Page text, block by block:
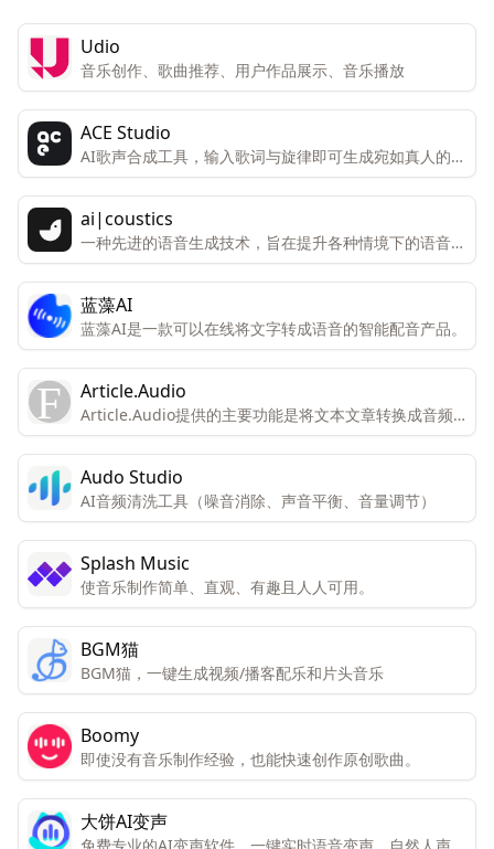
Udio
音乐创作、歌曲推荐、用户作品展示、音乐播放
ACE Studio
AI歌声合成工具，输入歌词与旋律即可生成宛如真人的歌
声
ai|coustics
一种先进的语音生成技术，旨在提升各种情境下的语音表
现。
蓝藻AI
蓝藻AI是一款可以在线将文字转成语音的智能配音产品。
Article.Audio
Article.Audio提供的主要功能是将文本文章转换成音频
格式，让用户能够在不方便阅读时通过听的方式来获取信
息。
Audo Studio
AI音频清洗工具（噪音消除、声音平衡、音量调节）
Splash Music
使音乐制作简单、直观、有趣且人人可用。
BGM猫
BGM猫，一键生成视频/播客配乐和片头音乐
Boomy
即使没有音乐制作经验，也能快速创作原创歌曲。
大饼AI变声